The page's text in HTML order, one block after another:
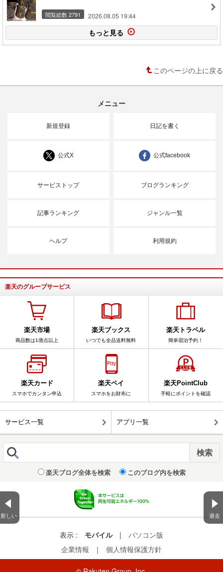
新しい 過去
閲覧総数 2791 2026.08.05 19:44
もっと見る
このページの上に戻る
メニュー
新規登録 日記を書く
公式X 公式facebook
サービストップ ブログランキング
記事ランキング ジャンル一覧
ヘルプ 利用規約
楽天のグループサービス
楽天市場
商品数は1億点以上
楽天ブックス
いつでも全品送料無料
楽天トラベル
簡単宿泊予約！
楽天カード
スマホでカンタン申込
楽天ペイ
スマホをお財布に
楽天PointClub
手軽にポイントを確認
サービス一覧 アプリ一覧
楽天ブログ全体を検索 このブログ内を検索
表示 : モバイル |
パソコン版
企業情報
｜ 個人情報保護方針